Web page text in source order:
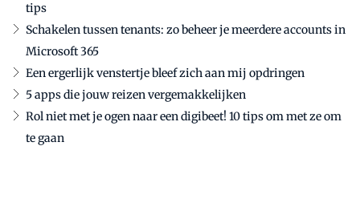
tips
Schakelen tussen tenants: zo beheer je meerdere accounts in
Microsoft 365
Een ergerlijk venstertje bleef zich aan mij opdringen
5 apps die jouw reizen vergemakkelijken
Rol niet met je ogen naar een digibeet! 10 tips om met ze om
te gaan